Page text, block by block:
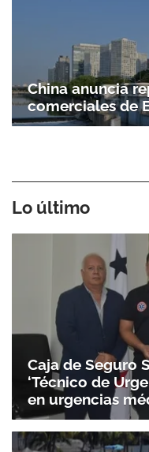
China anuncia
comerciales de
Lo último
Caja de Seguro
‘Técnico de
en urgencias